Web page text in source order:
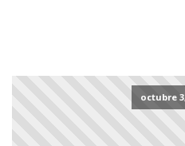
octubre